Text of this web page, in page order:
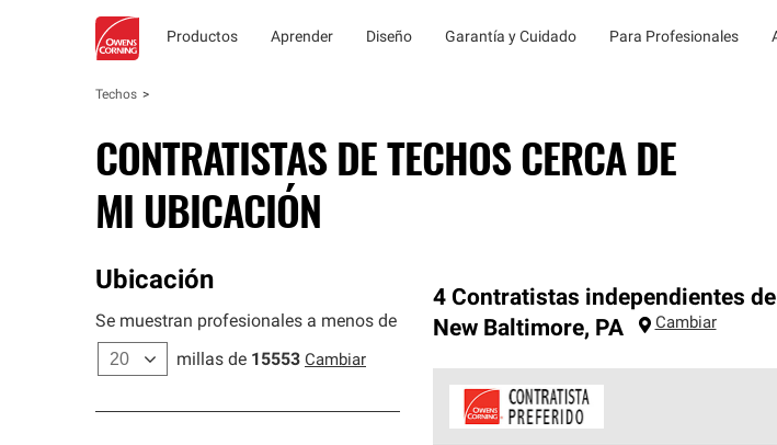
Productos Aprender Diseño Garantía y Cuidado Para Profesionales
Techos
CONTRATISTAS DE TECHOS CERCA DE
MI UBICACIÓN
Ubicación
Se muestran profesionales a menos de
millas de 15553 Cambiar
4 Contratistas independientes
New Baltimore, PA Cambiar